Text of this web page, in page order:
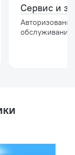
Сервис и